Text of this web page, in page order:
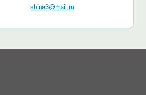
shina3@mail.ru